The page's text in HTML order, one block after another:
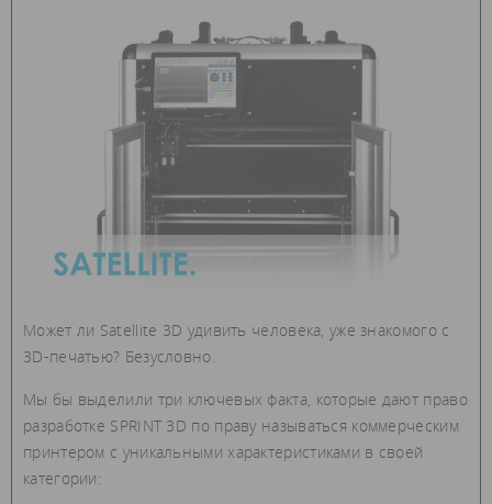
Может ли Satellite 3D удивить человека, уже знакомого с
3D-печатью? Безусловно.
Мы бы выделили три ключевых факта, которые дают право
разработке SPRINT 3D по праву называться коммерческим
принтером с уникальными характеристиками в своей
категории: